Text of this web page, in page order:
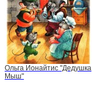
Ольга Ионайтис "Дедушка
Мыш"